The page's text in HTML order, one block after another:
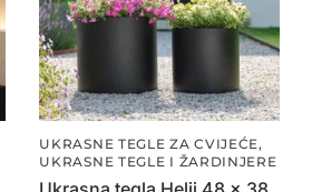
UKRASNE TEGLE ZA CVIJEĆE,
UKRASNE TEGLE I ŽARDINJERE